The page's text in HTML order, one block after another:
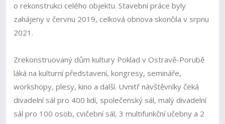
o rekonstrukci celého objektu. Stavební práce byly
zahájeny v červnu 2019, celková obnova skončila v srpnu
2021.
Zrekonstruovaný dům kultury Poklad v Ostravě-Porubě
láká na kulturní představení, kongresy, semináře,
workshopy, plesy, kino a další. Uvnitř návštěvníky čeká
divadelní sál pro 400 lidí, společenský sál, malý divadelní
sál pro 100 osob, cvičební sál, 3 multifunkční učebny a 2